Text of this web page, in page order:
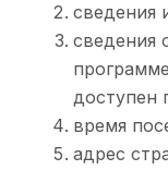
сведения
сведения
доступен
время
адрес